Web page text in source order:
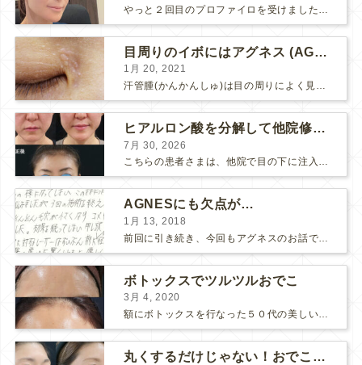
目周りのイボにはアグネス (AGNES）が効く！（ほぼ）ノーダウンタイムのイボ治療
1月 20, 2021
汗管腫(かんかんしゅ)は目の周りによく見られるいぼです。 以前は炭酸ガスレーザーでイボ組織を削って（蒸散とかアブレーションと言います）治療していました。 汗管腫は治療しても再発しやすい難治...
ヒアルロン酸を分解して他院修正（目の下のチンダル現象とその補正）
7月 30, 2026
こちらの患者さまは、他院で目の下に注入したヒアルロン酸がチンダル現象を起こしていたため、 ヒアルロン酸を分解する薬（ヒアルロニダーゼ）で分解してから 改めてヒアルロン酸を入れ直しました。 ...
AGNESにも欠点が…
1月 13, 2018
ボトックスでツルツルおでこ
3月 4, 2020
額にボトックスを行なった５０代の美しい女性です。 エイジングとともに横ジワが目立つようになって、 キメが乱れてツヤが無くなってきます。 ボトックスを額に注射すると 横ジワが目立たなくな...
丸くするだけじゃない！おでこのヒアルロン酸注射